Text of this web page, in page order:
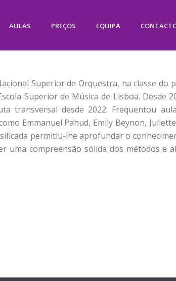
AULAS PREÇOS EQUIPA
Superior de Orquestra, na classe do
Superior de Música de Lisboa. Desde
transversal desde 2022. Frequentou
Emmanuel Pahud, Emily Beynon,
permitiu-lhe aprofundar o
uma compreensão sólida dos métodos e